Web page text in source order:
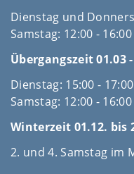
Dienstag und
Samstag: 12:00 -
Übergangszeit 01.03
Dienstag: 15:00 -
Samstag: 12:00 -
Winterzeit 01.12. bis
2. und 4. Samstag im